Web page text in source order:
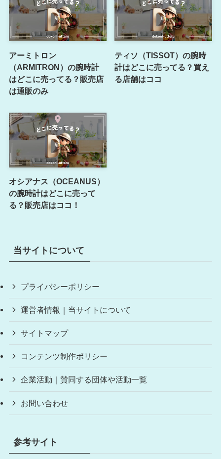
アーミトロン
（ARMITRON）の腕時計
はどこに売ってる？販売店
は通販のみ
ティソ（TISSOT）の腕時
計はどこに売ってる？買え
る店舗はココ
オシアナス（OCEANUS）
の腕時計はどこに売って
る？販売店はココ！
当サイトについて
プライバシーポリシー
運営者情報｜当サイトについて
サイトマップ
コンテンツ制作ポリシー
企業活動｜賛同する団体や活動一覧
お問い合わせ
参考サイト